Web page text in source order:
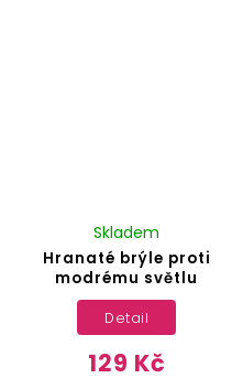
Hranaté brýle proti
modrému světlu
Skladem
129 Kč
Detail